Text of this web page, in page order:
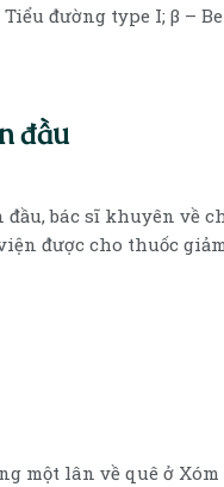
đường type I; β –
đầu
bác sĩ khuyên về
được cho thuốc
một lân về quê ở